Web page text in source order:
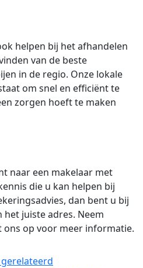
helpen bij het afhandelen
van de beste
in de regio. Onze lokale
om snel en efficiënt te
zorgen hoeft te maken
naar een makelaar met
die u kan helpen bij
dan bent u bij
het juiste adres. Neem
ons op voor meer informatie.